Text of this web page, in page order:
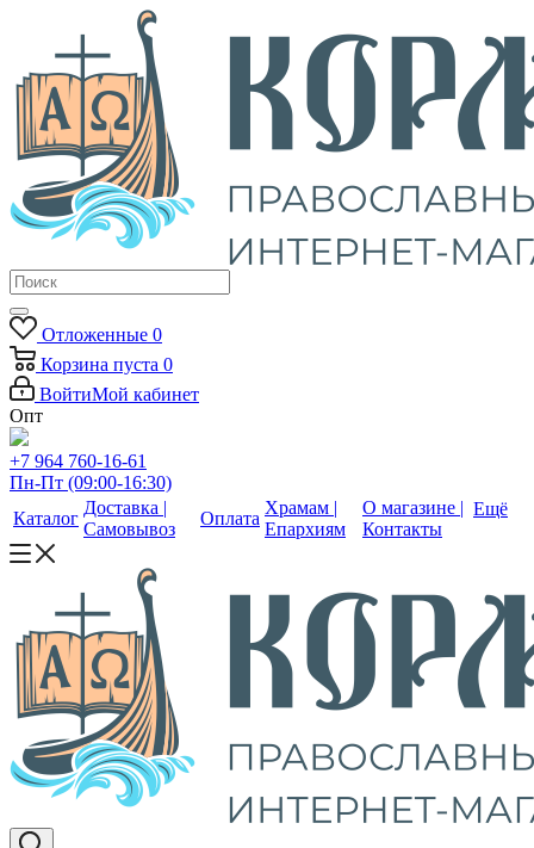
Отложенные 0
Корзина пуста 0
ВойтиМой кабинет
Опт
+7 964 760-16-61
Пн-Пт (09:00-16:30)
Каталог
Доставка |
Самовывоз
Оплата
Храмам |
Епархиям
О магазине |
Контакты
Ещё